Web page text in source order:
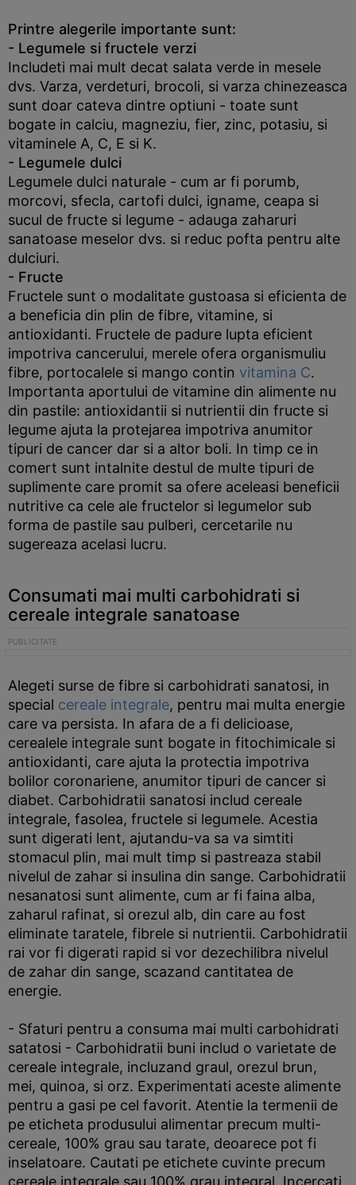
Printre alegerile importante sunt:
- Legumele si fructele verzi
Includeti mai mult decat salata verde in mesele
dvs. Varza, verdeturi, brocoli, si varza chinezeasca
sunt doar cateva dintre optiuni - toate sunt
bogate in calciu, magneziu, fier, zinc, potasiu, si
vitaminele A, C, E si K.
- Legumele dulci
Legumele dulci naturale - cum ar fi porumb,
morcovi, sfecla, cartofi dulci, igname, ceapa si
sucul de fructe si legume - adauga zaharuri
sanatoase meselor dvs. si reduc pofta pentru alte
dulciuri.
- Fructe
Fructele sunt o modalitate gustoasa si eficienta de
a beneficia din plin de fibre, vitamine, si
antioxidanti. Fructele de padure lupta eficient
impotriva cancerului, merele ofera organismuliu
fibre, portocalele si mango contin vitamina C.
Importanta aportului de vitamine din alimente nu
din pastile: antioxidantii si nutrientii din fructe si
legume ajuta la protejarea impotriva anumitor
tipuri de cancer dar si a altor boli. In timp ce in
comert sunt intalnite destul de multe tipuri de
suplimente care promit sa ofere aceleasi beneficii
nutritive ca cele ale fructelor si legumelor sub
forma de pastile sau pulberi, cercetarile nu
sugereaza acelasi lucru.
Consumati mai multi carbohidrati si
cereale integrale sanatoase
Alegeti surse de fibre si carbohidrati sanatosi, in
special cereale integrale, pentru mai multa energie
care va persista. In afara de a fi delicioase,
cerealele integrale sunt bogate in fitochimicale si
antioxidanti, care ajuta la protectia impotriva
bolilor coronariene, anumitor tipuri de cancer si
diabet. Carbohidratii sanatosi includ cereale
integrale, fasolea, fructele si legumele. Acestia
sunt digerati lent, ajutandu-va sa va simtiti
stomacul plin, mai mult timp si pastreaza stabil
nivelul de zahar si insulina din sange. Carbohidratii
nesanatosi sunt alimente, cum ar fi faina alba,
zaharul rafinat, si orezul alb, din care au fost
eliminate taratele, fibrele si nutrientii. Carbohidratii
rai vor fi digerati rapid si vor dezechilibra nivelul
de zahar din sange, scazand cantitatea de
energie.
- Sfaturi pentru a consuma mai multi carbohidrati
satatosi - Carbohidratii buni includ o varietate de
cereale integrale, incluzand graul, orezul brun,
mei, quinoa, si orz. Experimentati aceste alimente
pentru a gasi pe cel favorit. Atentie la termenii de
pe eticheta produsului alimentar precum multi-
cereale, 100% grau sau tarate, deoarece pot fi
inselatoare. Cautati pe etichete cuvinte precum
cereale integrale sau 100% grau integral. Incercati